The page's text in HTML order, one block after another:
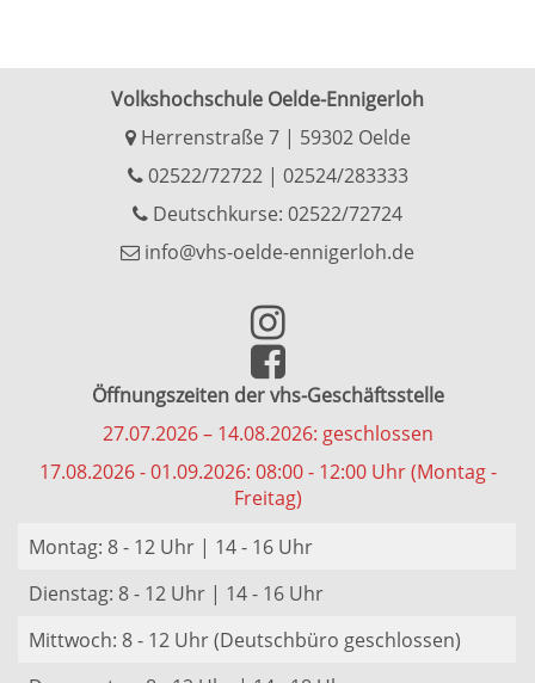
Volkshochschule Oelde-Ennigerloh
Herrenstraße 7 | 59302 Oelde
02522/72722| 02524/283333
Deutschkurse: 02522/72724
info@vhs-oelde-ennigerloh.de
Öffnungszeiten der vhs-Geschäftsstelle
27.07.2026 – 14.08.2026: geschlossen
17.08.2026 - 01.09.2026: 08:00 - 12:00 Uhr (Montag -
Freitag)
Montag: 8 - 12 Uhr | 14 - 16 Uhr
Dienstag: 8 - 12 Uhr | 14 - 16 Uhr
Mittwoch: 8 - 12 Uhr (Deutschbüro geschlossen)